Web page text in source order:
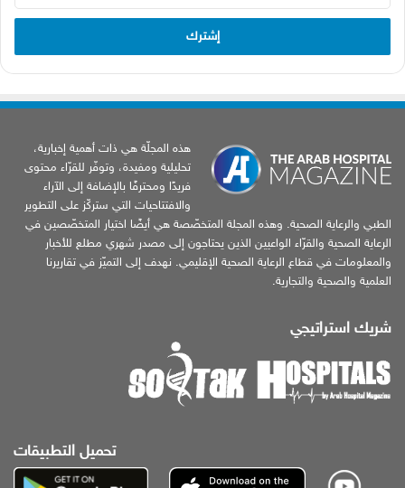
الإلكتروني
هذه المجلّة هي ذات أهمية إخبارية،
تحليلية ومفيدة، وتوفّر للقرّاء محتوى
فريدًا ومحترفًا بالإضافة إلى الآراء
والافتتاحيات التي ستركّز على التطوير
الطبي والرعاية الصحية. وهذه المجلة المتخصّصة هي أيضًا اختيار المتخصّصين في
الرعاية الصحية والقرّاء الواعيين الذين يحتاجون إلى مصدر شهري مطلع للأخبار
والمعلومات في قطاع الرعاية الصحية الإقليمي. نهدف إلى التميّز في تقاريرنا
العلمية والصحية والتجارية.
شريك استراتيجي
تحميل التطبيقات